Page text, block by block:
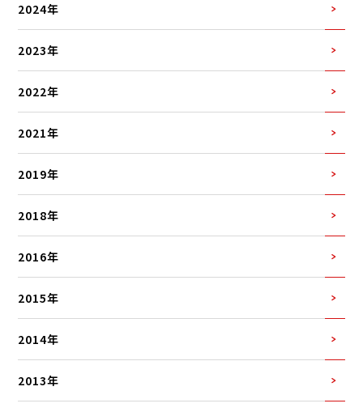
2024年
2023年
2022年
2021年
2019年
2018年
2016年
2015年
2014年
2013年